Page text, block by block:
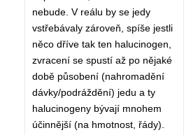
nebude. V reálu by se jedy
vstřebávaly zároveň, spíše jestli
něco dříve tak ten halucinogen,
zvracení se spustí až po nějaké
době působení (nahromadění
dávky/podráždění) jedu a ty
halucinogeny bývají mnohem
účinnější (na hmotnost, řády).